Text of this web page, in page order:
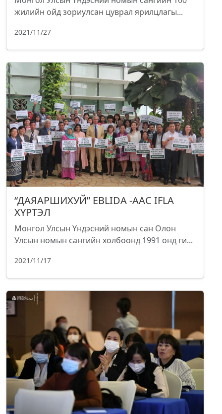
жилийн ойд зориулсан цуврал ярилцлагы...
2021/11/27
“ДАЯАРШИХУЙ” EBLIDA -ААС IFLA
ХҮРТЭЛ
Монгол Улсын Үндэсний номын сан Олон
Улсын номын сангийн холбоонд 1991 онд ги...
2021/11/17